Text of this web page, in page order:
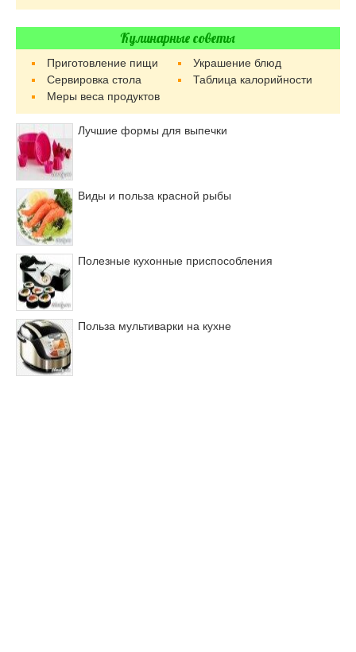
Кулинарные советы
Приготовление пищи
Украшение блюд
Сервировка стола
Таблица калорийности
Меры веса продуктов
Лучшие формы для выпечки
Виды и польза красной рыбы
Полезные кухонные приспособления
Польза мультиварки на кухне